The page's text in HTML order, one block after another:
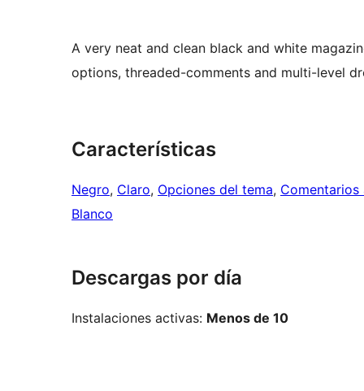
A very neat and clean black and white
options, threaded-comments and multi-level
Características
Negro, Claro, Opciones del tema, Comentarios
Blanco
Descargas por día
Instalaciones activas: Menos de 10